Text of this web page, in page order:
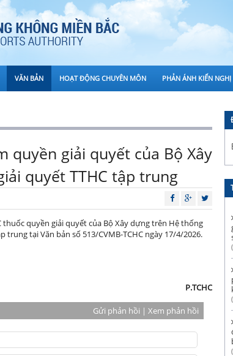
VĂN BẢN HOẠT ĐỘNG CHUYÊN MÔN PHẢN ÁNH KIẾN NGHỊ
quyền giải quyết của Bộ Xây
quyết TTHC tập trung
thuốc quyền giải quyết của Bộ Xây dựng trên Hệ thống
tại Văn bản số 513/CVMB-TCHC ngày 17/4/2026.
P.TCHC
Gửi phản hồi | Xem phản hồi